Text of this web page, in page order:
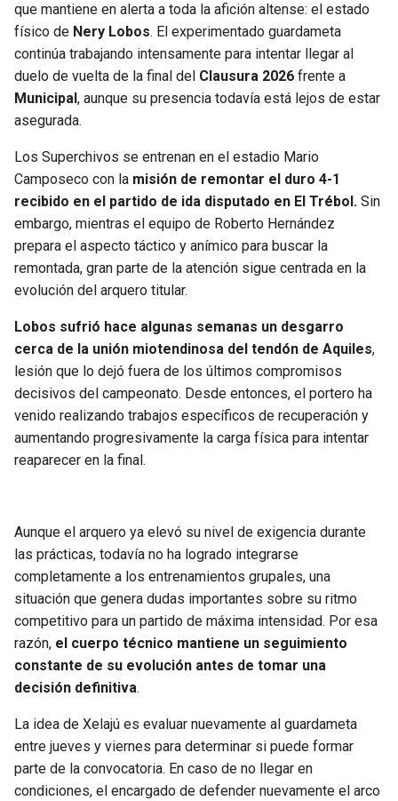
BEARS
LIONS
PACKERS
VIKINGS
FALCONS
PANTHERS
SAINTS
SPURS
NUGGETS
TIMBERWOLVES
THUNDER
TRAIL BLAZERS
JAZZ
que mantiene en alerta a toda la afición altense: el estado
físico de Nery Lobos. El experimentado guardameta
continúa trabajando intensamente para intentar llegar al
duelo de vuelta de la final del Clausura 2026 frente a
Municipal , aunque su presencia todavía está lejos de estar
asegurada.
Los Superchivos se entrenan en el estadio Mario
Camposeco con la misión de remontar el duro 4-1
recibido en el partido de ida disputado en El Trébol. Sin
embargo, mientras el equipo de Roberto Hernández
prepara el aspecto táctico y anímico para buscar la
remontada, gran parte de la atención sigue centrada en la
evolución del arquero titular.
Lobos sufrió hace algunas semanas un desgarro
cerca de la unión miotendinosa del tendón de Aquiles,
lesión que lo dejó fuera de los últimos compromisos
decisivos del campeonato. Desde entonces, el portero ha
venido realizando trabajos específicos de recuperación y
aumentando progresivamente la carga física para intentar
reaparecer en la final.
Aunque el arquero ya elevó su nivel de exigencia durante
las prácticas, todavía no ha logrado integrarse
completamente a los entrenamientos grupales, una
situación que genera dudas importantes sobre su ritmo
competitivo para un partido de máxima intensidad. Por esa
razón, el cuerpo técnico mantiene un seguimiento
constante de su evolución antes de tomar una
decisión definitiva.
La idea de Xelajú es evaluar nuevamente al guardameta
entre jueves y viernes para determinar si puede formar
parte de la convocatoria. En caso de no llegar en
condiciones, el encargado de defender nuevamente el arco